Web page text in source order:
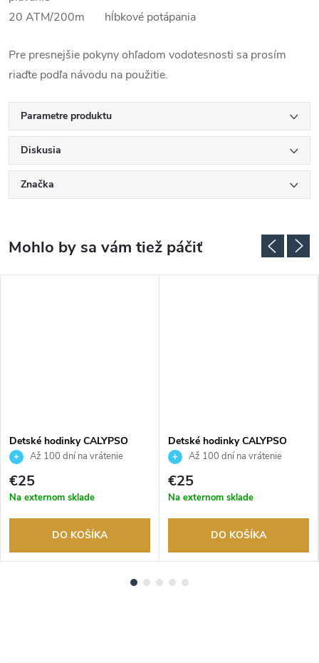
20 ATM/200m hĺbkové potápania
Pre presnejšie pokyny ohľadom vodotesnosti sa prosím
riaďte podľa návodu na použitie.
Parametre produktu
Diskusia
Značka
Detské hodinky CALYPSO
K5845/3Až 100 dní na vrátenie
tovaru. Autorizovaný predajca.
€25
Na externom sklade
DO KOŠÍKA
Detské hodinky CALYPSO
K5845/2Až 100 dní na vrátenie
tovaru. Autorizovaný predajca.
€25
Na externom sklade
DO KOŠÍKA